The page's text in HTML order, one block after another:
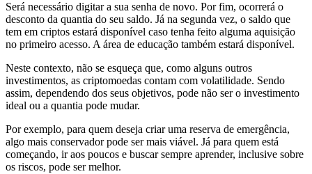
Será necessário digitar a sua senha de novo. Por fim, ocorrerá o
desconto da quantia do seu saldo. Já na segunda vez, o saldo que
tem em criptos estará disponível caso tenha feito alguma aquisição
no primeiro acesso. A área de educação também estará disponível.
Neste contexto, não se esqueça que, como alguns outros
investimentos, as criptomoedas contam com volatilidade. Sendo
assim, dependendo dos seus objetivos, pode não ser o investimento
ideal ou a quantia pode mudar.
Por exemplo, para quem deseja criar uma reserva de emergência,
algo mais conservador pode ser mais viável. Já para quem está
começando, ir aos poucos e buscar sempre aprender, inclusive sobre
os riscos, pode ser melhor.